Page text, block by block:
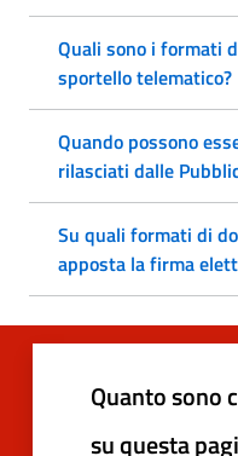
Quali sono i formati
sportello telematico?
Quando possono
rilasciati dalle
Su quali formati di
apposta la firma
Quanto sono
su questa